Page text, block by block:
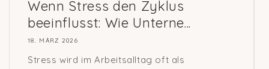
Wenn Stress den Zyklus
beeinflusst: Wie Unterne...
18. MÄRZ 2026
Stress wird im Arbeitsalltag oft als